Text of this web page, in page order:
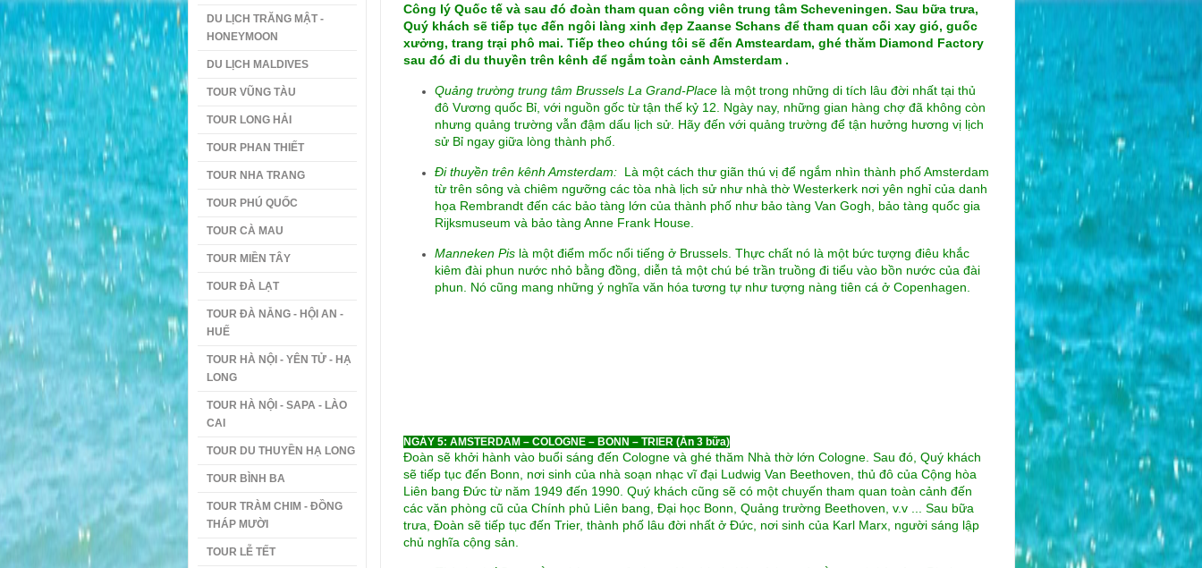
DU LỊCH TRĂNG MẬT -
HONEYMOON
DU LỊCH MALDIVES
TOUR VŨNG TÀU
TOUR LONG HẢI
TOUR PHAN THIẾT
TOUR NHA TRANG
TOUR PHÚ QUỐC
TOUR CÀ MAU
TOUR MIỀN TÂY
TOUR ĐÀ LẠT
TOUR ĐÀ NẴNG - HỘI AN -
HUẾ
TOUR HÀ NỘI - YÊN TỬ - HẠ
LONG
TOUR HÀ NỘI - SAPA - LÀO
CAI
TOUR DU THUYỀN HẠ LONG
TOUR BÌNH BA
TOUR TRÀM CHIM - ĐỒNG
THÁP MƯỜI
TOUR LỄ TẾT
Công lý Quốc tế và sau đó đoàn tham quan công viên trung tâm Scheveningen. Sau bữa trưa,
Quý khách sẽ tiếp tục đến ngôi làng xinh đẹp Zaanse Schans để tham quan cối xay gió, guốc
xưởng, trang trại phô mai. Tiếp theo chúng tôi sẽ đến Amsteardam, ghé thăm Diamond Factory
sau đó đi du thuyền trên kênh để ngắm toàn cảnh Amsterdam .
Quảng trường trung tâm Brussels La Grand-Place là một trong những di tích lâu đời nhất tại thủ
đô Vương quốc Bỉ, với nguồn gốc từ tận thế kỷ 12. Ngày nay, những gian hàng chợ đã không còn
nhưng quảng trường vẫn đậm dấu lịch sử. Hãy đến với quảng trường để tận hưởng hương vị lịch
sử Bỉ ngay giữa lòng thành phố.
Đi thuyền trên kênh Amsterdam:Là một cách thư giãn thú vị để ngắm nhìn thành phố Amsterdam
từ trên sông và chiêm ngưỡng các tòa nhà lịch sử như nhà thờ Westerkerk nơi yên nghỉ của danh
họa Rembrandt đến các bảo tàng lớn của thành phố như bảo tàng Van Gogh, bảo tàng quốc gia
Rijksmuseum và bảo tàng Anne Frank House.
Manneken Pislà một điểm mốc nổi tiếng ở Brussels. Thực chất nó là một bức tượng điêu khắc
kiêm đài phun nước nhỏ bằng đồng, diễn tả một chú bé trần truồng đi tiểu vào bồn nước của đài
phun. Nó cũng mang những ý nghĩa văn hóa tương tự như tượng nàng tiên cá ở Copenhagen.
NGÀY 5: AMSTERDAM – COLOGNE – BONN – TRIER (Ăn 3 bữa)
Đoàn sẽ khởi hành vào buổi sáng đến Cologne và ghé thăm Nhà thờ lớn Cologne. Sau đó, Quý khách
sẽ tiếp tục đến Bonn, nơi sinh của nhà soạn nhạc vĩ đại Ludwig Van Beethoven, thủ đô của Cộng hòa
Liên bang Đức từ năm 1949 đến 1990. Quý khách cũng sẽ có một chuyến tham quan toàn cảnh đến
các văn phòng cũ của Chính phủ Liên bang, Đại học Bonn, Quảng trường Beethoven, v.v ... Sau bữa
trưa, Đoàn sẽ tiếp tục đến Trier, thành phố lâu đời nhất ở Đức, nơi sinh của Karl Marx, người sáng lập
chủ nghĩa cộng sản.